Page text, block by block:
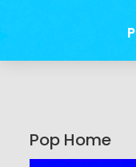
Pop Home